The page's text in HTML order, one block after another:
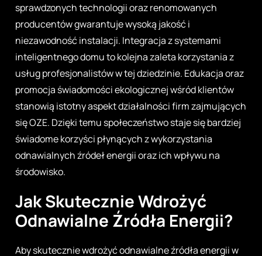
sprawdzonych technologii oraz renomowanych
producentów gwarantuje wysoką jakość i
niezawodność instalacji. Integracja z systemami
inteligentnego domu to kolejna zaleta korzystania z
usług profesjonalistów w tej dziedzinie. Edukacja oraz
promocja świadomości ekologicznej wśród klientów
stanowią istotny aspekt działalności firm zajmujących
się OZE. Dzięki temu społeczeństwo staje się bardziej
świadome korzyści płynących z wykorzystania
odnawialnych źródeł energii oraz ich wpływu na
środowisko.
Jak Skutecznie Wdrożyć
Odnawialne Źródła Energii?
Aby skutecznie wdrożyć odnawialne źródła energii w